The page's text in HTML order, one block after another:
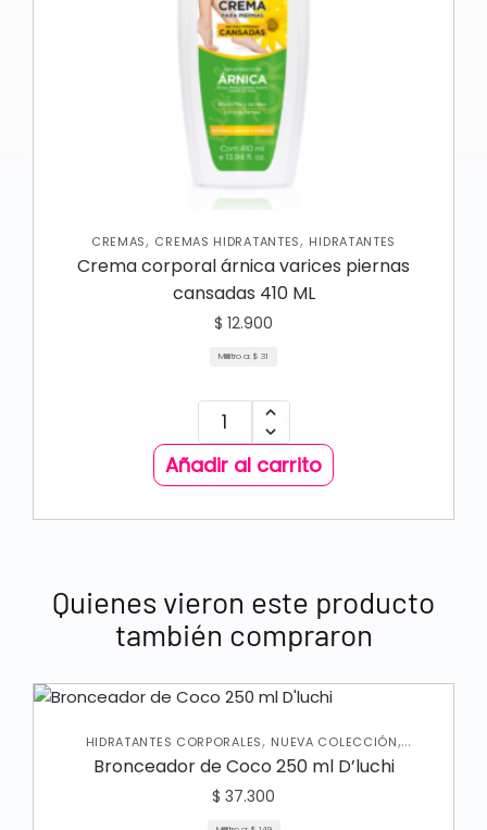
CREMAS, CREMAS HIDRATANTES, HIDRATANTES
Crema corporal árnica varices piernas
cansadas 410 ML
$ 12.900
Mililitro a: $ 31
Añadir al carrito
Quienes vieron este producto
también compraron
HIDRATANTES CORPORALES, NUEVA COLECCIÓN,
PROTECTOR SOLAR, SKIN CARE CORPORAL
Bronceador de Coco 250 ml D’luchi
$ 37.300